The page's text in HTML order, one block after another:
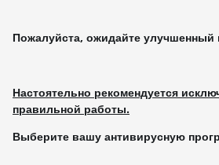
Пожалуйста, ожидайте улучшенный
Настоятельно рекомендуется
правильной работы.
Выберите вашу антивирусную